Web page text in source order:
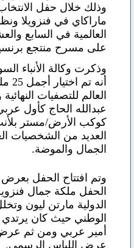
وذلك خلال حفل
ماراكاي في فنزويلا
العالمية في السابع
على مسرح منتجع
وذكرت وكالة الأنباء
أنه
العالم للتصفيات
عبدالله الحاج كأول
كوكب الأرض/مستر
العديد من الشخصيات
الجمال والموضة.
وتم افتتاح الحفل
الحفل ملكة جمال
الدولية مارتن ليون
الوطني حيث كان
أمير عربي ومن ثم
عرض اللباس الرسمي.